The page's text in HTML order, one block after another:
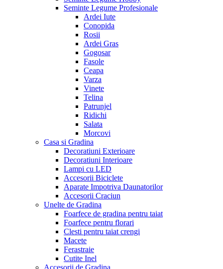
Seminte Legume Profesionale
Ardei Iute
Conopida
Rosii
Ardei Gras
Gogosar
Fasole
Ceapa
Varza
Vinete
Telina
Patrunjel
Ridichi
Salata
Morcovi
Casa si Gradina
Decoratiuni Exterioare
Decoratiuni Interioare
Lampi cu LED
Accesorii Biciclete
Aparate Impotriva Daunatorilor
Accesorii Craciun
Unelte de Gradina
Foarfece de gradina pentru taiat
Foarfece pentru florari
Clesti pentru taiat crengi
Macete
Ferastraie
Cutite Inel
Accesorii de Gradina